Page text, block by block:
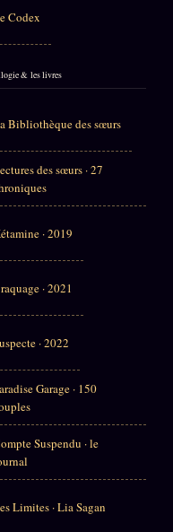
Codex
& les livres
Bibliothèque des sœurs
des sœurs · 27
· 2019
· 2021
· 2022
Garage · 150
Suspendu · le
Limites · Lia Sagan